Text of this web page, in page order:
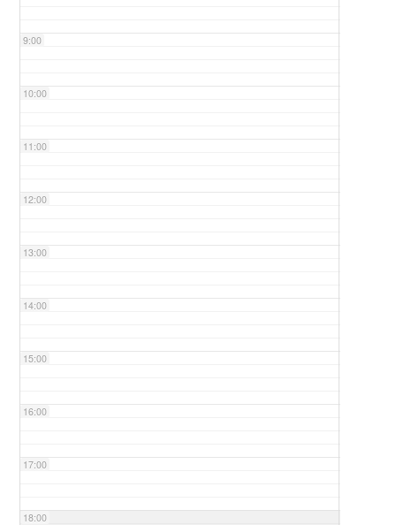
9:00
10:00
11:00
12:00
13:00
14:00
15:00
16:00
17:00
18:00